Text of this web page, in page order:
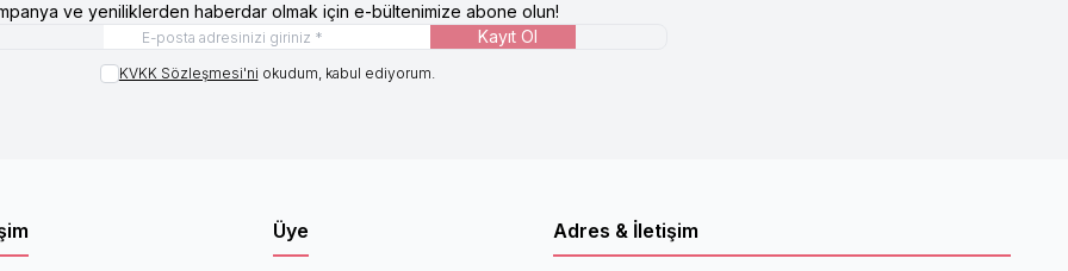
ve yeniliklerden haberdar olmak için e-bültenimize abone olun!
Kayıt Ol
KVKK Sözleşmesi'ni okudum, kabul ediyorum.
Üye Adres & İletişim